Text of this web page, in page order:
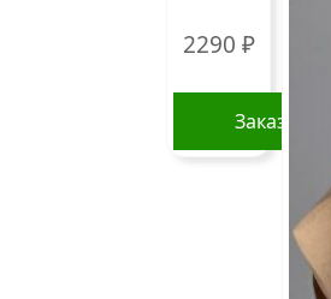
2290 ₽
Заказать